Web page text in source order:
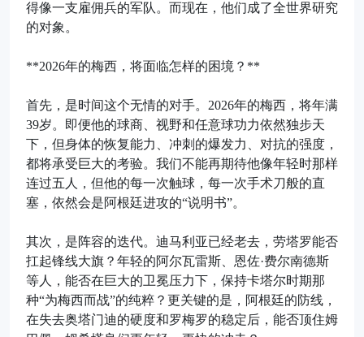
得像一支雇佣兵的军队。而现在，他们成了全世界研究
的对象。
**2026年的梅西，将面临怎样的困境？**
首先，是时间这个无情的对手。2026年的梅西，将年满
39岁。即便他的球商、视野和任意球功力依然独步天
下，但身体的恢复能力、冲刺的爆发力、对抗的强度，
都将承受巨大的考验。我们不能再期待他像年轻时那样
连过五人，但他的每一次触球，每一次手术刀般的直
塞，依然会是阿根廷进攻的“说明书”。
其次，是阵容的迭代。迪马利亚已经老去，劳塔罗能否
扛起锋线大旗？年轻的阿尔瓦雷斯、恩佐·费尔南德斯
等人，能否在巨大的卫冕压力下，保持卡塔尔时期那
种“为梅西而战”的纯粹？更关键的是，阿根廷的防线，
在失去奥塔门迪的硬度和罗梅罗的稳定后，能否顶住姆